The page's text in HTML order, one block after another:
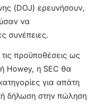
(DOJ) ερευνήσουν,
να
συνέπειες.
τις προϋποθέσεις ως
Howey, η SEC θα
για απάτη
δήλωση στην πώληση